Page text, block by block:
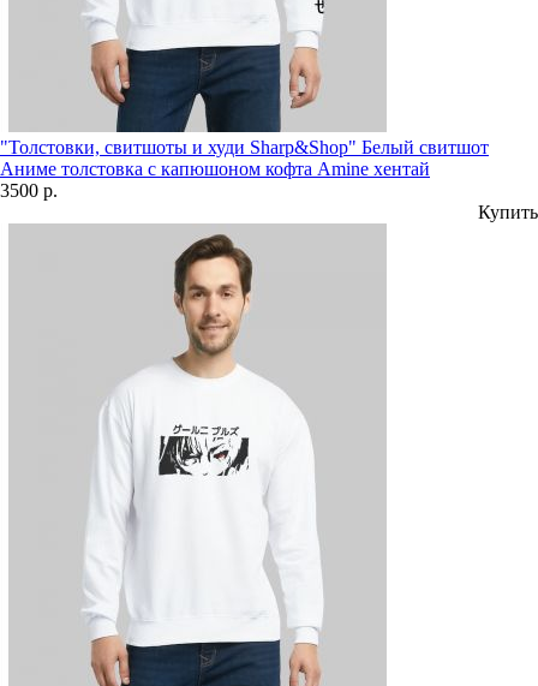
"Толстовки, свитшоты и худи Sharp&Shop" Белый свитшот
Аниме толстовка с капюшоном кофта Amine хентай
3500 р.
Купить